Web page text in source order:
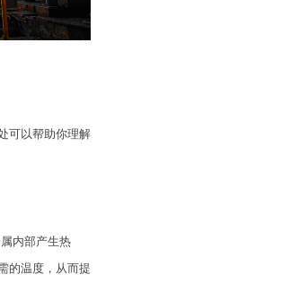
可以帮助你理解
内部产生热
的温度，从而提